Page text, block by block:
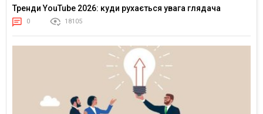
Тренди YouTube 2026: куди рухається увага глядача
0 18105